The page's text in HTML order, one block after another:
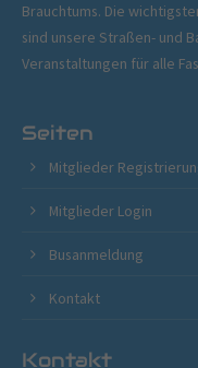
Brauchtums. Die
sind unsere Straßen- und
Veranstaltungen für alle
Seiten
Mitglieder
Mitglieder Login
Busanmeldung
Kontakt
Kontakt